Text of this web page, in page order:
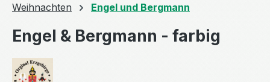
Weihnachten Engel und Bergmann
Engel & Bergmann - farbig